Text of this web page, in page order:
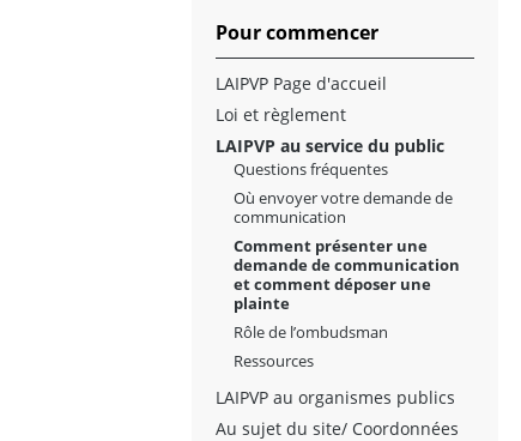
Pour commencer
LAIPVP Page d'accueil
Loi et règlement
LAIPVP au service du public
Questions fréquentes
Où envoyer votre demande de
communication
Comment présenter une
demande de communication
et comment déposer une
plainte
Rôle de l’ombudsman
Ressources
LAIPVP au organismes publics
Au sujet du site/ Coordonnées